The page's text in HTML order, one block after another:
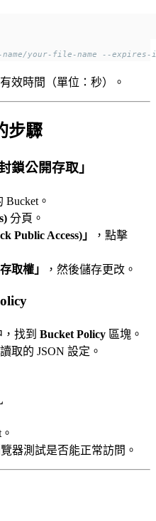
your-file-name --expires-
效時間（單位：秒）。
步驟
鎖公開存取」
。
分頁。
Public Access)」
，點擊
取權」 ，然後儲存更改。
找到 Bucket Policy 區塊。
取的 JSON 設定。
器測試是否能正常訪問。